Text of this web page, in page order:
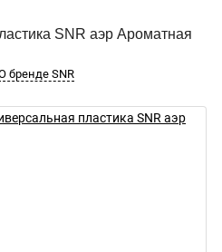
SNR аэр Ароматная
бренде SNR